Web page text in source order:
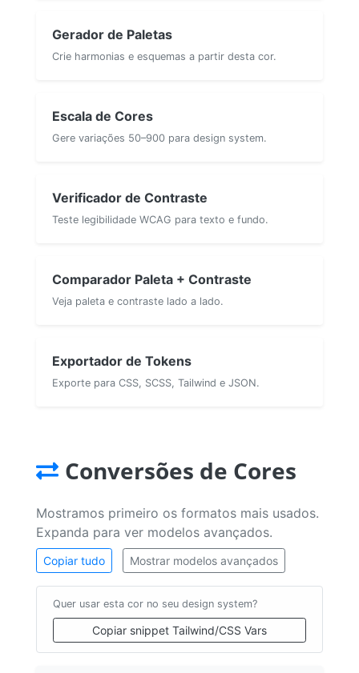
Gerador de Paletas
Crie harmonias e esquemas a partir desta cor.
Escala de Cores
Gere variações 50–900 para design system.
Verificador de Contraste
Teste legibilidade WCAG para texto e fundo.
Comparador Paleta + Contraste
Veja paleta e contraste lado a lado.
Exportador de Tokens
Exporte para CSS, SCSS, Tailwind e JSON.
Conversões de Cores
Mostramos primeiro os formatos mais usados.
Expanda para ver modelos avançados.
Copiar tudo Mostrar modelos avançados
Quer usar esta cor no seu design system?
Copiar snippet Tailwind/CSS Vars